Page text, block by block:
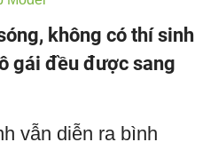
không có thí sinh
gái đều được sang
vẫn diễn ra bình